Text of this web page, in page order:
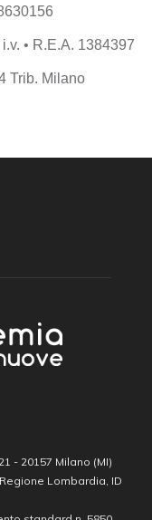
• R.E.A. 1384397
Trib. Milano
- 20157 Milano (MI)
Lombardia, ID